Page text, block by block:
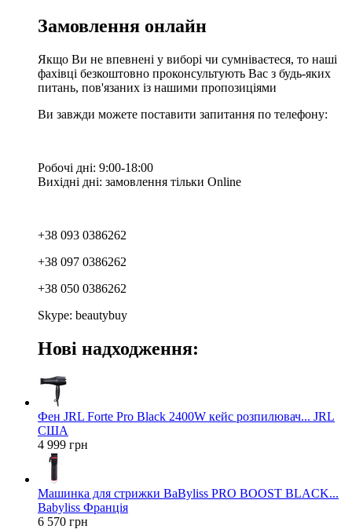
Замовлення онлайн
Якщо Ви не впевнені у виборі чи сумніваєтеся, то наші
фахівці безкоштовно проконсультують Вас з будь-яких
питань, пов'язаних із нашими пропозиціями
Ви завжди можете поставити запитання по телефону:
Робочі дні: 9:00-18:00
Вихідні дні: замовлення тільки Online
+38 093 0386262
+38 097 0386262
+38 050 0386262
Skype: beautybuy
Нові надходження:
Фен JRL Forte Pro Black 2400W кейс розпилювач... JRL
США
4 999 грн
Машинка для стрижки BaByliss PRO BOOST BLACK...
Babyliss Франція
6 570 грн